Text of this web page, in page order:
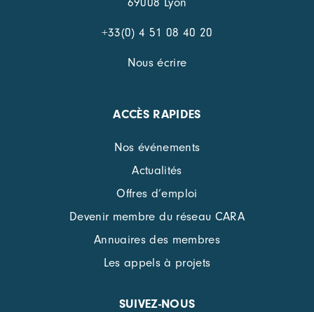
+33(0) 4 51 08 40 20
Nous écrire
ACCÈS RAPIDES
Nos événements
Actualités
Offres d’emploi
Devenir membre du réseau CARA
Annuaires des membres
Les appels à projets
SUIVEZ-NOUS